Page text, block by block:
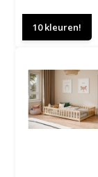
10 kleuren!